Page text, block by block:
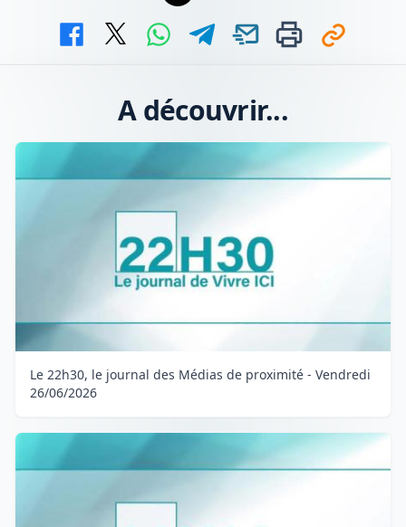
A découvrir...
Le 22h30, le journal des Médias de proximité - Vendredi
26/06/2026